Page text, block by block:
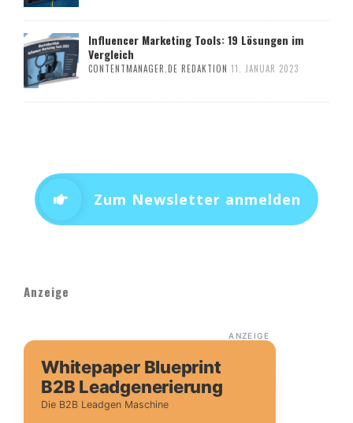
Influencer Marketing Tools: 19 Lösungen im
Vergleich
CONTENTMANAGER.DE REDAKTION 11. JANUAR 2023
Zum Newsletter anmelden
Anzeige